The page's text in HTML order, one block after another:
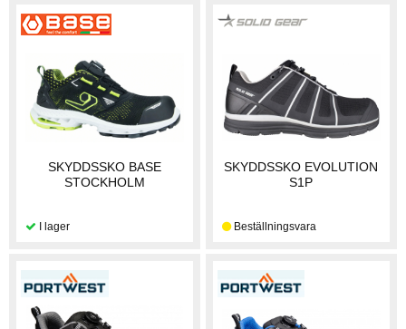
SKYDDSSKO BASE
STOCKHOLM
SKYDDSSKO EVOLUTION
S1P